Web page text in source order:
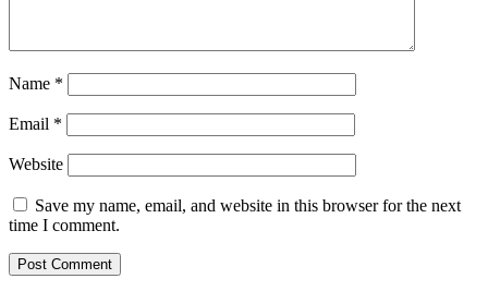
Name *
Email *
Website
Save my name, email, and website in this browser for the next
time I comment.